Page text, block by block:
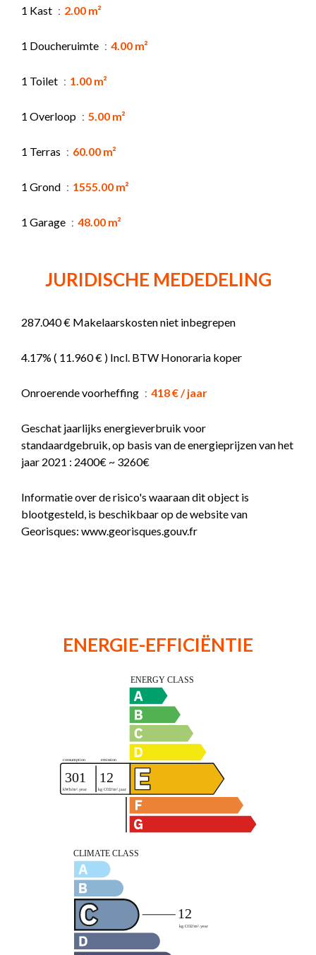
1 Kast 2.00 m²
1 Doucheruimte 4.00 m²
1 Toilet 1.00 m²
1 Overloop 5.00 m²
1 Terras 60.00 m²
1 Grond 1555.00 m²
1 Garage 48.00 m²
JURIDISCHE MEDEDELING
287.040 € Makelaarskosten niet inbegrepen
4.17% ( 11.960 € ) Incl. BTW Honoraria koper
Onroerende voorheffing 418 € / jaar
Geschat jaarlijks energieverbruik voor
standaardgebruik, op basis van de energieprijzen van het
jaar 2021 : 2400€ ~ 3260€
Informatie over de risico's waaraan dit object is
blootgesteld, is beschikbaar op de website van
Georisques: www.georisques.gouv.fr
ENERGIE-EFFICIËNTIE